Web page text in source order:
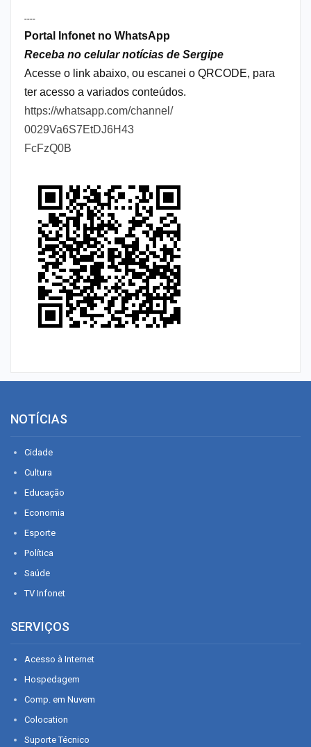
----
Portal Infonet no WhatsApp
Receba no celular notícias de Sergipe
Acesse o link abaixo, ou escanei o QRCODE, para
ter acesso a variados conteúdos.
https://whatsapp.com/channel/
0029Va6S7EtDJ6H43
FcFzQ0B
NOTÍCIAS
Cidade
Cultura
Educação
Economia
Esporte
Política
Saúde
TV Infonet
SERVIÇOS
Acesso à Internet
Hospedagem
Comp. em Nuvem
Colocation
Suporte Técnico